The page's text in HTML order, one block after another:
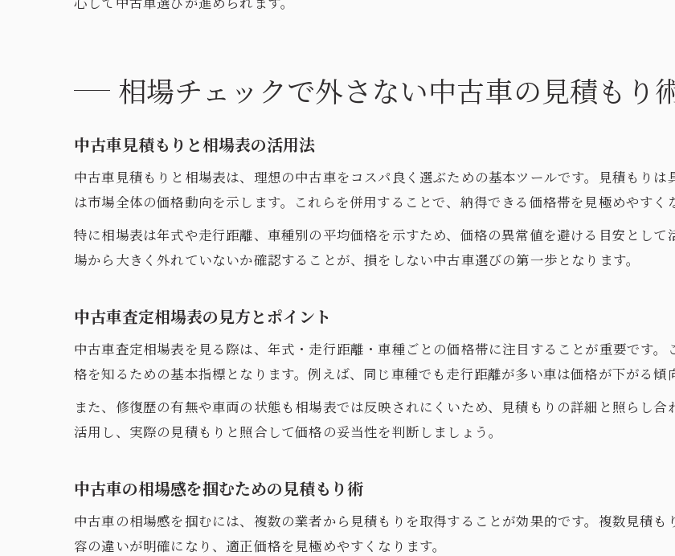
相場チェックで外さない中古車の見積もり
中古車見積もりと相場表の活用法
中古車見積もりと相場表は、理想の中古車をコスパ良く選ぶための基本ツールです。見積もり
は市場全体の価格動向を示します。これらを併用することで、納得できる価格帯を見極めやすく
特に相場表は年式や走行距離、車種別の平均価格を示すため、価格の異常値を避ける目安とし
場から大きく外れていないか確認することが、損をしない中古車選びの第一歩となります。
中古車査定相場表の見方とポイント
中古車査定相場表を見る際は、年式・走行距離・車種ごとの価格帯に注目することが重要です
格を知るための基本指標となります。例えば、同じ車種でも走行距離が多い車は価格が下がる傾
また、修復歴の有無や車両の状態も相場表では反映されにくいため、見積もりの詳細と照らし
活用し、実際の見積もりと照合して価格の妥当性を判断しましょう。
中古車の相場感を掴むための見積もり術
中古車の相場感を掴むには、複数の業者から見積もりを取得することが効果的です。複数見積
容の違いが明確になり、適正価格を見極めやすくなります。